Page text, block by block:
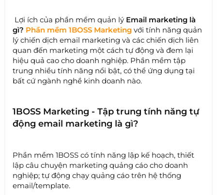
Lợi ích của phần mềm quản lý Email marketing là
gì? Phần mềm 1BOSS Marketing với tính năng quản
lý chiến dịch email marketing và các chiến dịch liên
quan đến marketing một cách tự động và đem lại
hiệu quả cao cho doanh nghiệp. Phần mềm tập
trung nhiều tính năng nổi bật, có thể ứng dụng tại
bất cứ ngành nghề kinh doanh nào.
1BOSS Marketing - Tập trung tính năng tự
động email marketing là gì?
Phần mềm 1BOSS có tính năng lập kế hoạch, thiết
lập câu chuyện marketing quảng cáo cho doanh
nghiệp; tự động chạy quảng cáo trên hệ thống
email/template.